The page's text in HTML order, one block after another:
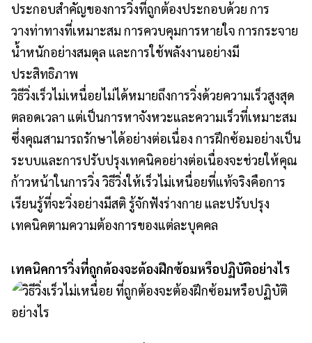
ประกอบสำคัญของการวิ่งที่ถูกต้องประกอบด้วย การ
วางท่าทางที่เหมาะสม การควบคุมการหายใจ การกระจาย
น้ำหนักอย่างสมดุล และการใช้พลังงานอย่างมี
ประสิทธิภาพ
วิธีวิ่งเร็วไม่เหนื่อยไม่ได้หมายถึงการวิ่งด้วยความเร็วสูงสุด
ตลอดเวลา แต่เป็นการหาจังหวะและความเร็วที่เหมาะสม
ซึ่งคุณสามารถรักษาได้อย่างต่อเนื่อง การฝึกซ้อมอย่างเป็น
ระบบและการปรับปรุงเทคนิคอย่างต่อเนื่องจะช่วยให้คุณ
ก้าวหน้าในการวิ่ง วิธีวิ่งให้เร็วไม่เหนื่อยที่แท้จริงคือการ
เรียนรู้ที่จะวิ่งอย่างมีสติ รู้จักฟังร่างกาย และปรับปรุง
เทคนิคตามความต้องการของแต่ละบุคคล
เทคนิคการวิ่งที่ถูกต้องจะต้องฝึกซ้อมหรือปฏิบัติอย่างไร